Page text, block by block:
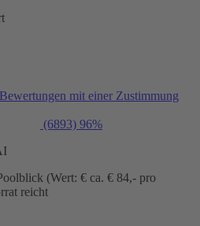
mit einer Zustimmung
(6893) 96%
(Wert: € ca. € 84,- pro
reicht